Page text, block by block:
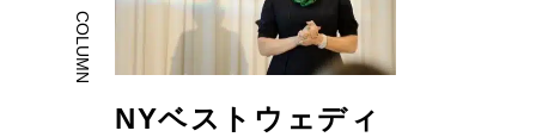
NYベストウェディ
COLUMN